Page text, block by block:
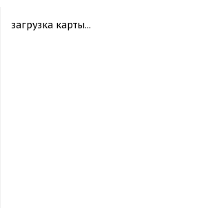
загрузка карты...